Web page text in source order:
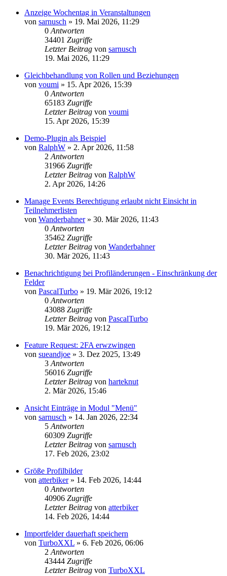
Anzeige Wochentag in Veranstaltungen
von sarnusch » 19. Mai 2026, 11:29
0 Antworten
34401 Zugriffe
Letzter Beitrag von sarnusch
19. Mai 2026, 11:29
Gleichbehandlung von Rollen und Beziehungen
von voumi » 15. Apr 2026, 15:39
0 Antworten
65183 Zugriffe
Letzter Beitrag von voumi
15. Apr 2026, 15:39
Demo-Plugin als Beispiel
von RalphW » 2. Apr 2026, 11:58
2 Antworten
31966 Zugriffe
Letzter Beitrag von RalphW
2. Apr 2026, 14:26
Manage Events Berechtigung erlaubt nicht Einsicht in
Teilnehmerlisten
von Wanderbahner» 30. Mär 2026, 11:43
0 Antworten
35462 Zugriffe
Letzter Beitrag von Wanderbahner
30. Mär 2026, 11:43
Benachrichtigung bei Profiländerungen - Einschränkung der
Felder
von PascalTurbo » 19. Mär 2026, 19:12
0 Antworten
43088 Zugriffe
Letzter Beitrag von PascalTurbo
19. Mär 2026, 19:12
Feature Request: 2FA erwzwingen
von sueandjoe » 3. Dez 2025, 13:49
3 Antworten
56016 Zugriffe
Letzter Beitrag von harteknut
2. Mär 2026, 15:46
Ansicht Einträge in Modul "Menü"
von sarnusch » 14. Jan 2026, 22:34
5 Antworten
60309 Zugriffe
Letzter Beitrag von sarnusch
17. Feb 2026, 23:02
Größe Profilbilder
von atterbiker» 14. Feb 2026, 14:44
0 Antworten
40906 Zugriffe
Letzter Beitrag von atterbiker
14. Feb 2026, 14:44
Importfelder dauerhaft speichern
von TurboXXL » 6. Feb 2026, 06:06
2 Antworten
43444 Zugriffe
Letzter Beitrag von TurboXXL